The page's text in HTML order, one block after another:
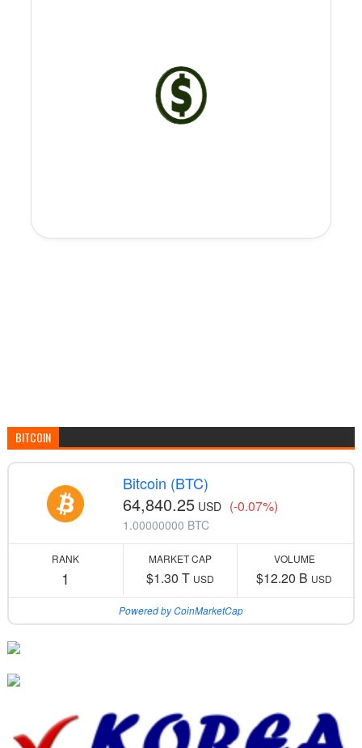
BITCOIN
Bitcoin (BTC)
64,840.25 USD (-0.07%)
1.00000000 BTC
RANK
1
MARKET CAP
$1.30 T USD
VOLUME
$12.20 B USD
Powered by CoinMarketCap